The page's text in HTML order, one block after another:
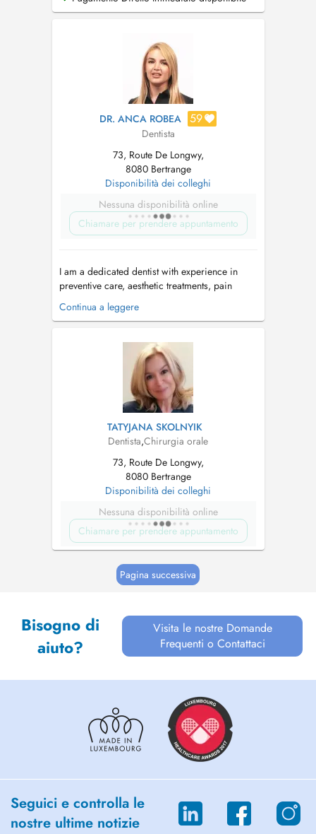
Expert à Strassen. Je suis spécialisée dans les
DR. ANCA ROBEA 59
Dentista
73, Route De Longwy,
8080 Bertrange
Disponibilità dei colleghi
Nessuna disponibilità online
Chiamare per prendere appuntamento
I am a dedicated dentist with experience in
preventive care, aesthetic treatments, pain
management and general dentistry. My priority
is to ensure every patient feels comfortable and
tailored to their needs.With a compassionate
approach, I strive to create a ...
Continua a leggere
TATYJANA SKOLNYIK
Dentista,Chirurgia orale
73, Route De Longwy,
8080 Bertrange
Disponibilità dei colleghi
Nessuna disponibilità online
Chiamare per prendere appuntamento
Pagina successiva
Bisogno di
aiuto?
Visita le nostre Domande
Frequenti o Contattaci
Seguici e controlla le
nostre ultime notizie